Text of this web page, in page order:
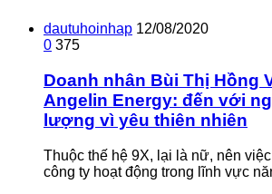
dautuhoinhap 12/08/2020
0 375
Doanh nhân Bùi Thị Hồng
Angelin Energy: đến với
lượng vì yêu thiên nhiên
Thuộc thế hệ 9X, lại là nữ, nên
công ty hoạt động trong lĩnh vực